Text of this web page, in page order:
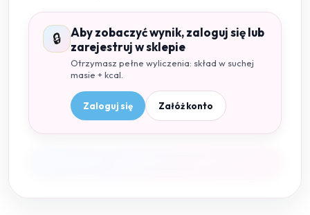
🔒
Aby zobaczyć wynik, zaloguj się lub
zarejestruj w sklepie
Otrzymasz pełne wyliczenia: skład w suchej
masie + kcal.
Zaloguj się Załóż konto